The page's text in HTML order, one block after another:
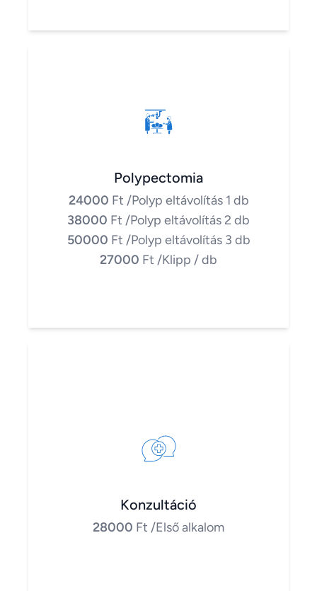
Polypectomia
24000 Ft /Polyp eltávolítás 1 db
38000 Ft /Polyp eltávolítás 2 db
50000 Ft /Polyp eltávolítás 3 db
27000 Ft /Klipp / db
Konzultáció
28000 Ft /Első alkalom